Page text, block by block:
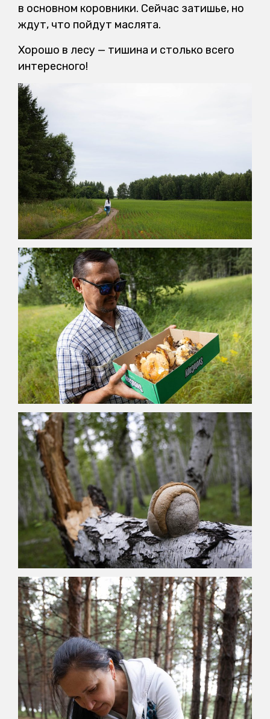
в основном коровники. Сейчас затишье, но
ждут, что пойдут маслята.
Хорошо в лесу — тишина и столько всего
интересного!